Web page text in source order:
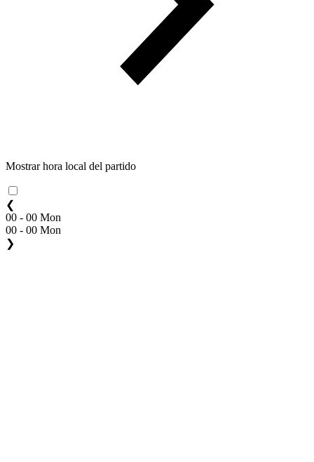
Mostrar hora local del partido
❮
00 - 00 Mon
00 - 00 Mon
❯